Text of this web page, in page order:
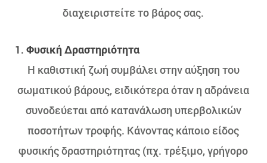
διαχειριστείτε το βάρος σας.
Φυσική Δραστηριότητα
Η καθιστική ζωή συμβάλει στην αύξηση του
σωματικού βάρους, ειδικότερα όταν η αδράνεια
συνοδεύεται από κατανάλωση υπερβολικών
ποσοτήτων τροφής. Κάνοντας κάποιο είδος
φυσικής δραστηριότητας (πχ. τρέξιμο, γρήγορο